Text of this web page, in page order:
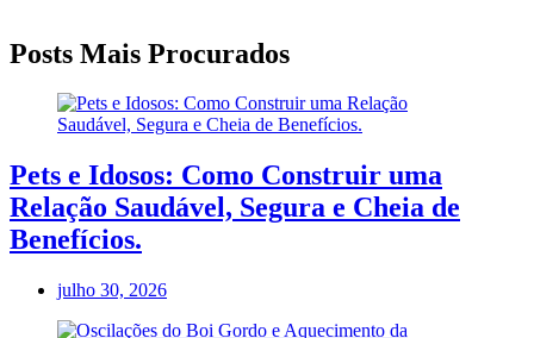
Posts Mais Procurados
Pets e Idosos: Como Construir uma
Relação Saudável, Segura e Cheia de
Benefícios.
julho 30, 2026